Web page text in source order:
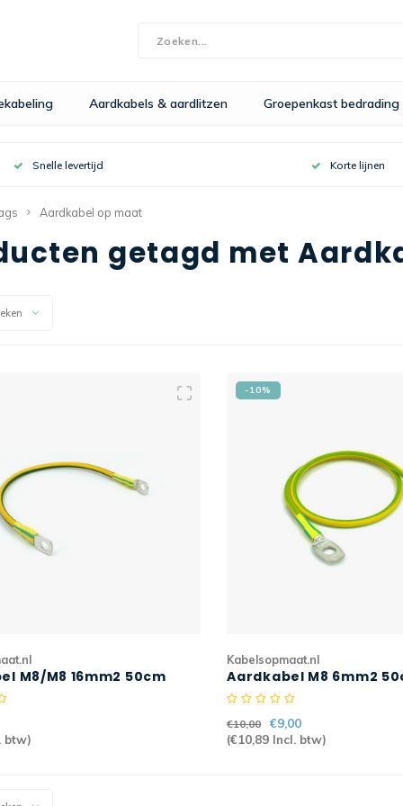
Aardkabels & aardlitzen Groepenkast bedrading
Snelle levertijd Korte lijnen
Aardkabel op maat
getagd met
M8/M8 16mm2 50cm
H07V2-K
btw)
-10%
Kabelsopmaat.nl
Aardkabel M8 6mm2
geel/groen HT145
€10,00
€9,00
(€10,89 Incl. btw)